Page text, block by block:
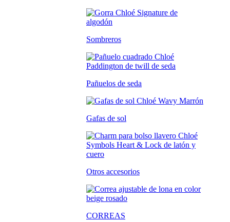
Sombreros
Pañuelos de seda
Gafas de sol
Otros accesorios
CORREAS